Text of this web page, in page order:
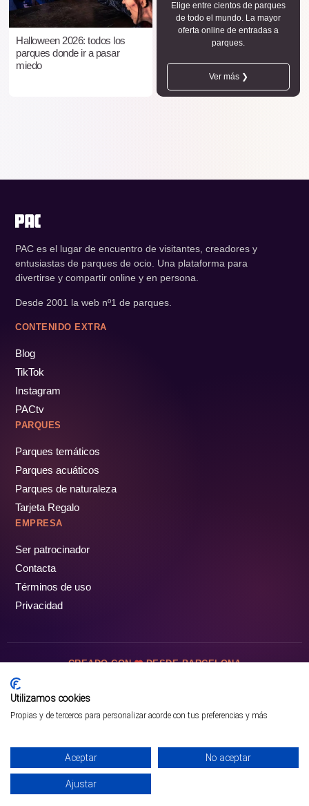
Halloween 2026: todos los
parques donde ir a pasar
miedo
Elige entre cientos de parques
de todo el mundo. La mayor
oferta online de entradas a
parques.
Ver más ❯
¡PÁSALO!
PAC es el lugar de encuentro de visitantes, creadores y
entusiastas de parques de ocio. Una plataforma para
divertirse y compartir online y en persona.
Desde 2001 la web nº1 de parques.
CONTENIDO EXTRA
Blog
TikTok
Instagram
PACtv
PARQUES
Parques temáticos
Parques acuáticos
Parques de naturaleza
Tarjeta Regalo
EMPRESA
Ser patrocinador
Contacta
Términos de uso
Privacidad
CREADO CON DESDE BARCELONA
Utilizamos cookies
Propias y de terceros para personalizar acorde con tus preferencias y más
Aceptar No aceptar
Ajustar